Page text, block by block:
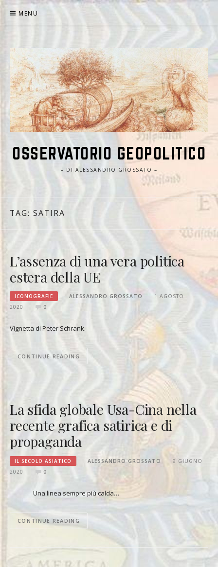
Skip
MENU
OSSERVATORIO GEOPOLITICO
– DI ALESSANDRO GROSSATO –
TAG: SATIRA
L’assenza di una vera politica
estera della UE
ICONOGRAFIE ALESSANDRO GROSSATO
1 AGOSTO
2020
0
Vignetta di Peter Schrank.
CONTINUE READING
La sfida globale Usa-Cina nella
recente grafica satirica e di
propaganda
IL SECOLO ASIATICO ALESSANDRO GROSSATO
9 GIUGNO
2020
0
Una linea sempre più calda…
CONTINUE READING